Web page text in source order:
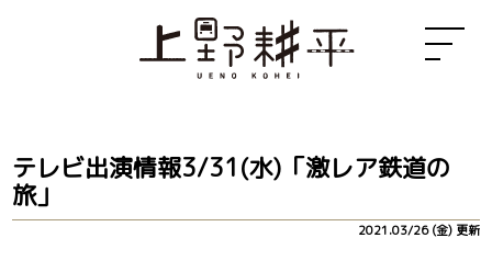
テレビ出演情報3/31(水)「激レア鉄道の
旅」
2021.03/26 (金) 更新